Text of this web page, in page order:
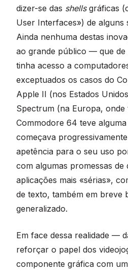
dizer-se das shellsgráficas
User Interfaces») de alguns
Ainda nenhuma destas
ao grande público — que de
tinha acesso a
exceptuados os casos do
Apple II (nos Estados
Spectrum (na Europa, onde
Commodore 64 teve
começava
apetência para o seu uso
com algumas promessas
aplicações mais «sérias»,
de texto, também em breve
generalizado.
Em face dessa realidade —
reforçar o papel dos
componente gráfica com